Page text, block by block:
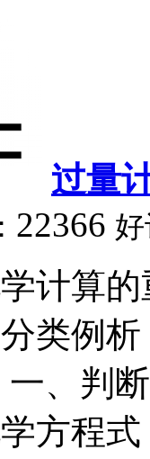
过量
22366
计算
类例
、判
方程